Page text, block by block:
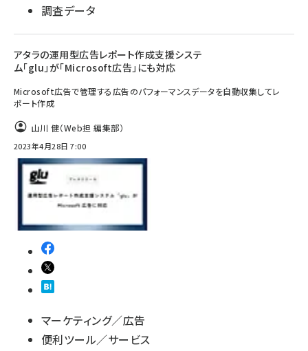
調査データ
アタラの運用型広告レポート作成支援システ
ム「glu」が「Microsoft広告」にも対応
Microsoft広告で管理する広告のパフォーマンスデータを自動収集してレ
ポート作成
山川 健（Web担 編集部）
2023年4月28日 7:00
マーケティング／広告
便利ツール／サービス